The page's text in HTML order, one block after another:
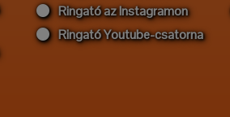
Ringató az Instagramon
Ringató Youtube-csatorna